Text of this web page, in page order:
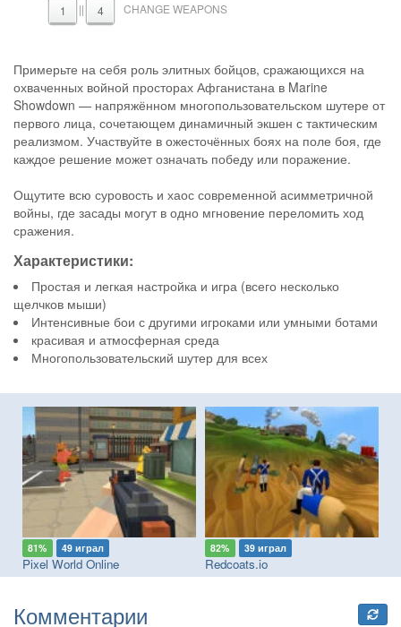
1 || 4 CHANGE WEAPONS
Примерьте на себя роль элитных бойцов, сражающихся на
охваченных войной просторах Афганистана в Marine
Showdown — напряжённом многопользовательском шутере от
первого лица, сочетающем динамичный экшен с тактическим
реализмом. Участвуйте в ожесточённых боях на поле боя, где
каждое решение может означать победу или поражение.
Ощутите всю суровость и хаос современной асимметричной
войны, где засады могут в одно мгновение переломить ход
сражения.
Характеристики:
Простая и легкая настройка и игра (всего несколько
щелчков мыши)
Интенсивные бои с другими игроками или умными ботами
красивая и атмосферная среда
Многопользовательский шутер для всех
81% 49 играл
Pixel World Online
82% 39 играл
Redcoats.io
Комментарии